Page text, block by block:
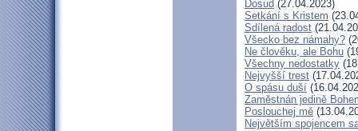
Dosud (27.04.2023)
Setkání s Kristem
Sdílená radost
Všecko bez námahy?
Ne člověku, ale Bohu
Všechny nedostatky
Nejvyšší trest
O spásu duší
Zaměstnán jedině
Poslouchej mě
Největším spojencem